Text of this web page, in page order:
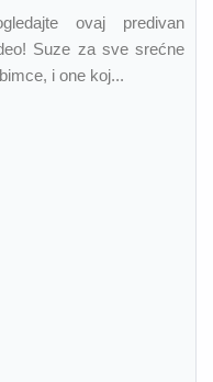
ovaj predivan
Suze za sve srećne
i one koj...